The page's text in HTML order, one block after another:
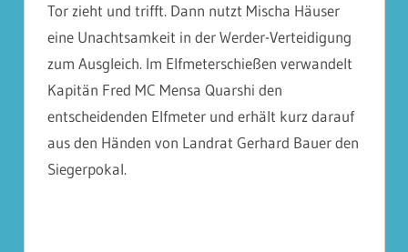
Tor zieht und trifft. Dann nutzt Mischa Häuser
eine Unachtsamkeit in der Werder-Verteidigung
zum Ausgleich. Im Elfmeterschießen verwandelt
Kapitän Fred MC Mensa Quarshi den
entscheidenden Elfmeter und erhält kurz darauf
aus den Händen von Landrat Gerhard Bauer den
Siegerpokal.